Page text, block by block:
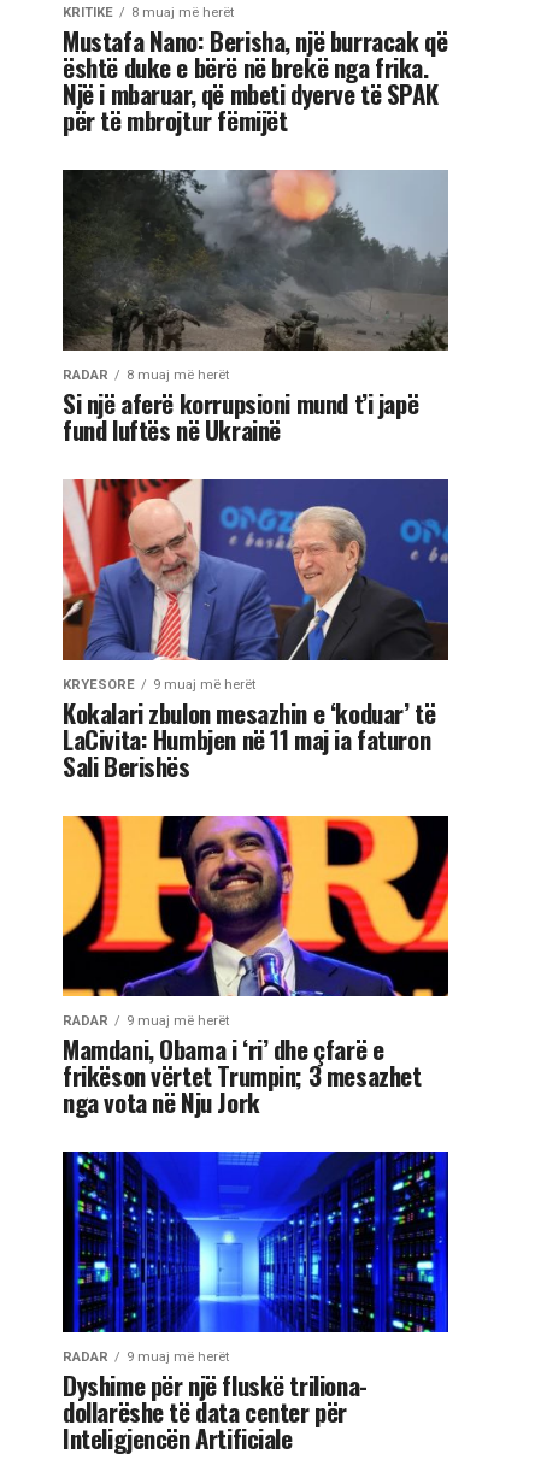
KRITIKE 8 muaj më herët
Mustafa Nano: Berisha, një burracak që
është duke e bërë në brekë nga frika.
Një i mbaruar, që mbeti dyerve të SPAK
për të mbrojtur fëmijët
RADAR 8 muaj më herët
Si një aferë korrupsioni mund t’i japë
fund luftës në Ukrainë
KRYESORE 9 muaj më herët
Kokalari zbulon mesazhin e ‘koduar’ të
LaCivita: Humbjen në 11 maj ia faturon
Sali Berishës
RADAR 9 muaj më herët
Mamdani, Obama i ‘ri’ dhe çfarë e
frikëson vërtet Trumpin; 3 mesazhet
nga vota në Nju Jork
RADAR 9 muaj më herët
Dyshime për një fluskë triliona-
dollarëshe të data center për
Inteligjencën Artificiale